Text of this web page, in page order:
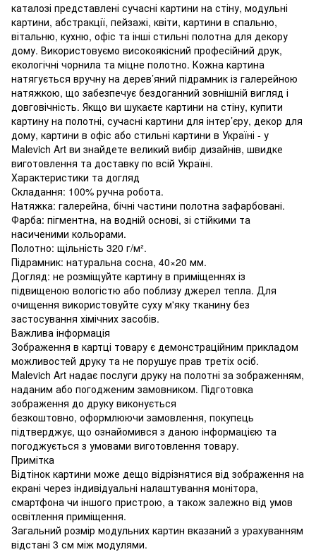
каталозі представлені сучасні картини на стіну, модульні
картини, абстракції, пейзажі, квіти, картини в спальню,
вітальню, кухню, офіс та інші стильні полотна для декору
дому. Використовуємо високоякісний професійний друк,
екологічні чорнила та міцне полотно. Кожна картина
натягується вручну на дерев’яний підрамник із галерейною
натяжкою, що забезпечує бездоганний зовнішній вигляд і
довговічність. Якщо ви шукаєте картини на стіну, купити
картину на полотні, сучасні картини для інтер’єру, декор для
дому, картини в офіс або стильні картини в Україні - у
Malevich Art ви знайдете великий вибір дизайнів, швидке
виготовлення та доставку по всій Україні.
Характеристики та догляд
Складання: 100% ручна робота.
Натяжка: галерейна, бічні частини полотна зафарбовані.
Фарба: пігментна, на водній основі, зі стійкими та
насиченими кольорами.
Полотно: щільність 320 г/м².
Підрамник: натуральна сосна, 40×20 мм.
Догляд: не розміщуйте картину в приміщеннях із
підвищеною вологістю або поблизу джерел тепла. Для
очищення використовуйте суху м'яку тканину без
застосування хімічних засобів.
Важлива інформація
Зображення в картці товару є демонстраційним прикладом
можливостей друку та не порушує прав третіх осіб.
Malevich Art надає послуги друку на полотні за зображенням,
наданим або погодженим замовником. Підготовка
зображення до друку виконується
безкоштовно, оформлюючи замовлення, покупець
підтверджує, що ознайомився з даною інформацією та
погоджується з умовами виготовлення товару.
Примітка
Відтінок картини може дещо відрізнятися від зображення на
екрані через індивідуальні налаштування монітора,
смартфона чи іншого пристрою, а також залежно від умов
освітлення приміщення.
Загальний розмір модульних картин вказаний з урахуванням
відстані 3 см між модулями.